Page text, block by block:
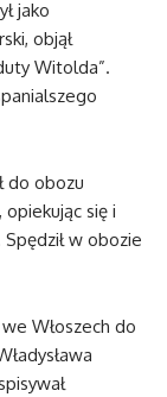
jako
objął
Witolda”.
do obozu
się i
w obozie
Włoszech do